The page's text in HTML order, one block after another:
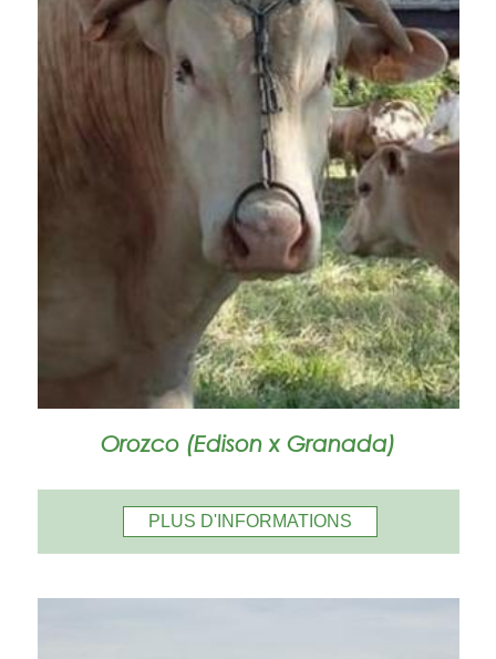
Orozco (Edison x Granada)
PLUS D'INFORMATIONS